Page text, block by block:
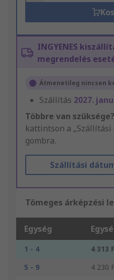
INGYENES
megrendelés
Átmenetileg nincsen
Szállítás 2027.
Többre van szüksége?
kattintson a
gombra.
Szállítási
Tömeges árképzési
Egység
1 - 4
4 313
5 - 9
4 230